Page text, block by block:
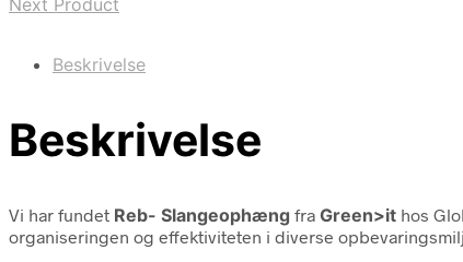
Beskrivelse
Beskrivelse
Vi har fundet Reb- Slangeophæng fra Green>it hos
organiseringen og effektiviteten i diverse